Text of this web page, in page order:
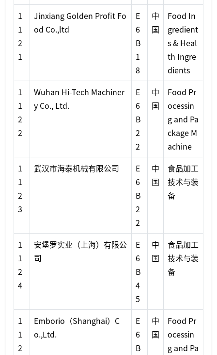
1
1
2
1
Jinxiang Golden Profit Fo
od Co.,ltd
E
6
B
1
8
中
国
Food In
gredient
s & Heal
th Ingre
dients
1
1
2
2
Wuhan Hi-Tech Machiner
y Co., Ltd.
E
6
B
2
2
中
国
Food Pr
ocessin
g and Pa
ckage M
achine
1
1
2
3
武汉市海泰机械有限公司
E
6
B
2
2
中
国
食品加工
技术与装
备
1
1
2
4
安堡罗实业（上海）有限公
司
E
6
B
4
5
中
国
食品加工
技术与装
备
1
1
2
Emborio（Shanghai）C
o.,Ltd.
E
6
B
中
国
Food Pr
ocessin
g and Pa